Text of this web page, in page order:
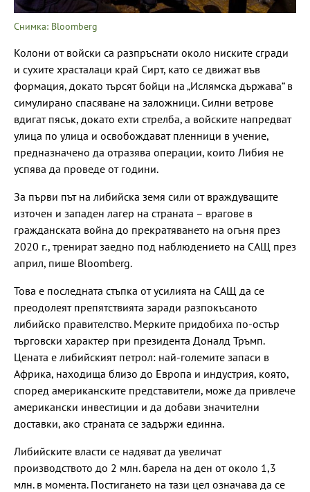
Снимка: Bloomberg
Колони от войски са разпръснати около ниските сгради
и сухите храсталаци край Сирт, като се движат във
формация, докато търсят бойци на „Ислямска държава“ в
симулирано спасяване на заложници. Силни ветрове
вдигат пясък, докато ехти стрелба, а войските напредват
улица по улица и освобождават пленници в учение,
предназначено да отразява операции, които Либия не
успява да проведе от години.
За първи път на либийска земя сили от враждуващите
източен и западен лагер на страната – врагове в
гражданската война до прекратяването на огъня през
2020 г., тренират заедно под наблюдението на САЩ през
април, пише Bloomberg.
Това е последната стъпка от усилията на САЩ да се
преодолеят препятствията заради разпокъсаното
либийско правителство. Мерките придобиха по-остър
търговски характер при президента Доналд Тръмп.
Цената е либийският петрол: най-големите запаси в
Африка, находища близо до Европа и индустрия, която,
според американските представители, може да привлече
американски инвестиции и да добави значителни
доставки, ако страната се задържи единна.
Либийските власти се надяват да увеличат
производството до 2 млн. барела на ден от около 1,3
млн. в момента. Постигането на тази цел означава да се